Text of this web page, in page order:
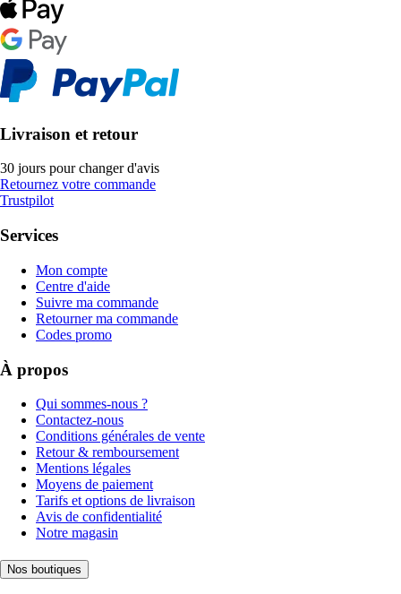
Livraison et retour
30 jours pour changer d'avis
Retournez votre commande
Trustpilot
Services
Mon compte
Centre d'aide
Suivre ma commande
Retourner ma commande
Codes promo
À propos
Qui sommes-nous ?
Contactez-nous
Conditions générales de vente
Retour & remboursement
Mentions légales
Moyens de paiement
Tarifs et options de livraison
Avis de confidentialité
Notre magasin
Nos boutiques